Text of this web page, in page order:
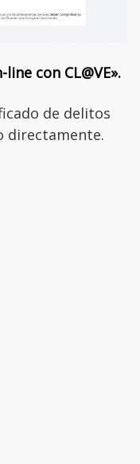
con CL@VE».
de delitos
directamente.